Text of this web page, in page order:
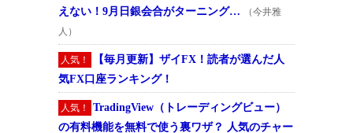
えない！9月日銀会合がターニング…
（今井雅
人）
人気！
【毎月更新】ザイFX！読者が選んだ人
気FX口座ランキング！
人気！
TradingView（トレーディングビュー）
の有料機能を無料で使う裏ワザ？ 人気のチャー